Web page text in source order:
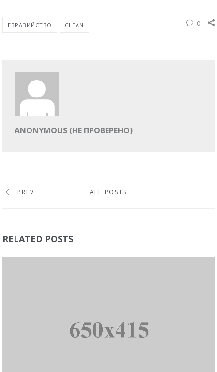
ЕВРАЗИЙСТВО CLEAN 0
ANONYMOUS (НЕ ПРОВЕРЕНО)
PREV ALL POSTS
RELATED POSTS